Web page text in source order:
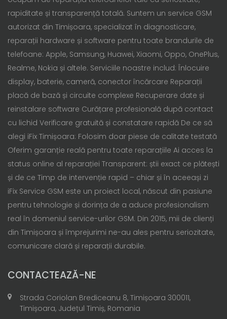
rapiditate și transparență totală. Suntem un service GSM
autorizat din Timișoara, specializat în diagnosticare,
reparații hardware și software pentru toate brandurile de
telefoane: Apple, Samsung, Huawei, Xiaomi, Oppo, OnePlus,
Realme, Nokia și altele. Serviciile noastre includ: Înlocuire
display, baterie, cameră, conector încărcare Reparații
placă de bază și circuite complexe Recuperare date și
reinstalare software Curățare profesională după contact
cu lichid Verificare gratuită și constatare rapidă De ce să
alegi iFix Timișoara: Folosim doar piese de calitate testată
Oferim garanție reală pentru toate reparațiile Ai acces la
status online al reparației Transparent: știi exact ce plătești
și de ce Timp de intervenție rapid – chiar și în aceeași zi
iFix Service GSM este un proiect local, născut din pasiune
pentru tehnologie și dorința de a aduce profesionalism
real în domeniul service-urilor GSM. Din 2015, mii de clienți
din Timișoara și împrejurimi ne-au ales pentru seriozitate,
comunicare clară și reparații durabile.
CONTACTEAZĂ-NE
Strada Coriolan Brediceanu 8, Timișoara 300011,
Timișoara, Județul Timiș, Romania